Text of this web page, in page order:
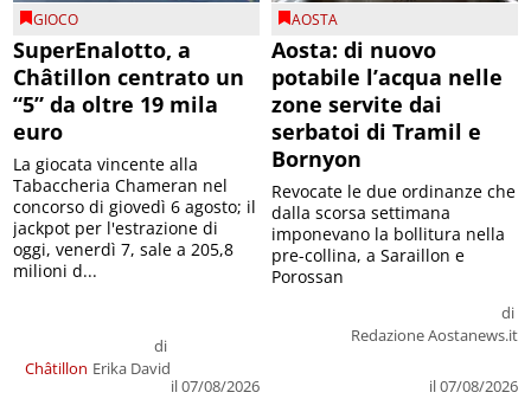
GIOCO
SuperEnalotto, a
Châtillon centrato un
“5” da oltre 19 mila
euro
Châtillon
di
Erika David
il 07/08/2026
La giocata vincente alla
Tabaccheria Chameran nel
concorso di giovedì 6 agosto; il
jackpot per l'estrazione di
oggi, venerdì 7, sale a 205,8
milioni d...
AOSTA
Aosta: di nuovo
potabile l’acqua nelle
zone servite dai
serbatoi di Tramil e
Bornyon
di
Redazione Aostanews.it
il 07/08/2026
Revocate le due ordinanze che
dalla scorsa settimana
imponevano la bollitura nella
pre-collina, a Saraillon e
Porossan